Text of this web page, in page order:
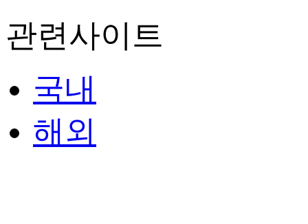
관련사이트
국내
해외